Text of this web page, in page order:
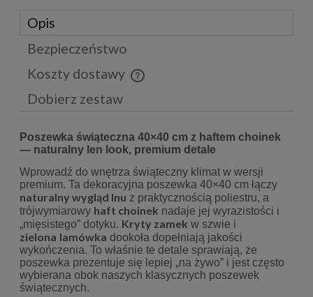
Opis
Bezpieczeństwo
Koszty dostawy
Cena nie zawiera ewentualnych kosztów płatności
Dobierz zestaw
Poszewka świąteczna 40×40 cm z haftem choinek
— naturalny len look, premium detale
Wprowadź do wnętrza świąteczny klimat w wersji
premium. Ta dekoracyjna poszewka 40×40 cm łączy
naturalny wygląd lnu z praktycznością poliestru, a
trójwymiarowy haft choinek nadaje jej wyrazistości i
„mięsistego” dotyku. Kryty zamek w szwie i
zielona lamówka dookoła dopełniają jakości
wykończenia. To właśnie te detale sprawiają, że
poszewka prezentuje się lepiej „na żywo” i jest często
wybierana obok naszych klasycznych poszewek
świątecznych.